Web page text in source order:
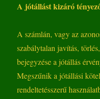
A jótállást kizáró
A számlán, vagy az
szabálytalan javítás,
bejegyzése a jótállás
Megszűnik a jótállási
rendeltetésszerű